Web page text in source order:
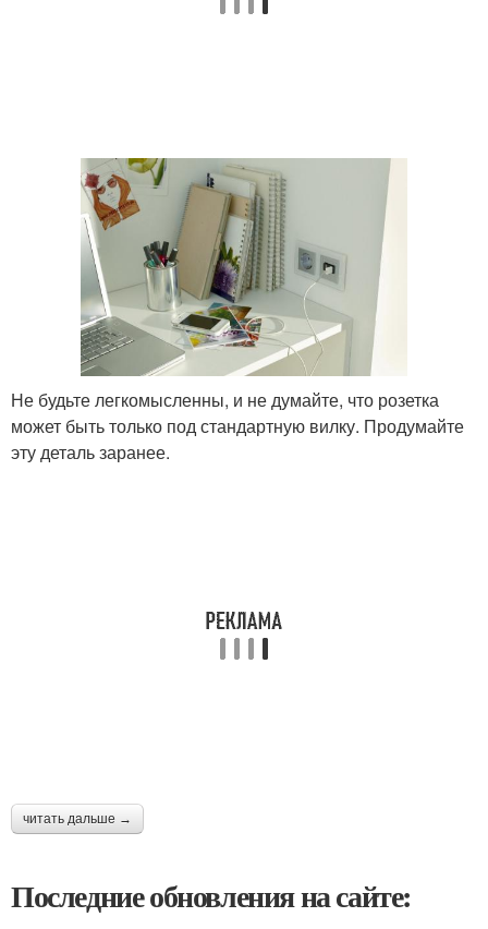
Не будьте легкомысленны, и не думайте, что розетка
может быть только под стандартную вилку. Продумайте
эту деталь заранее.
читать дальше →
Последние обновления на сайте: